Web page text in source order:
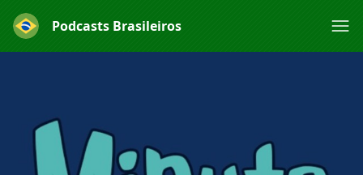
Podcasts Brasileiros